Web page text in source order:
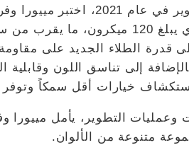
بتقييم سمك الطلاء الذي يبلغ
قدرة الطلاء الجديد على
بالإضافة إلى تناسق اللون
خيارات أقل سمكاً
وعمليات التطوير، يأمل مييورا
متنوعة من الألوان.